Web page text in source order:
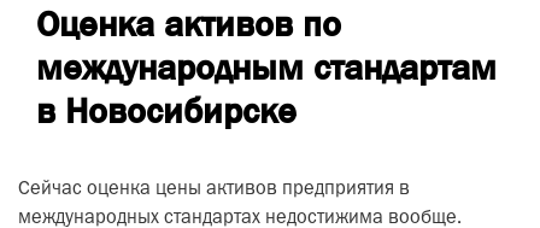
Оценка активов по
международным стандартам
в Новосибирске
Сейчас оценка цены активов предприятия в
международных стандартах недостижима вообще.